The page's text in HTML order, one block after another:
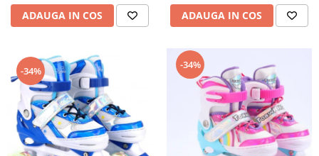
ADAUGA IN COS ADAUGA IN COS
-34% -34%